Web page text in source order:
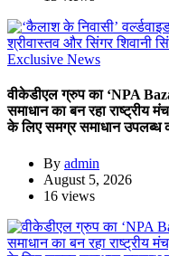
Exclusive News
वीकेडीएल ग्रुप का ‘NPA
समाधान का बन रहा राष्ट्रीय
के लिए समग्र समाधान उपलब्ध
By admin
August 5, 2026
16 views